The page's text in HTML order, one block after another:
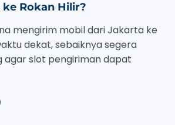
Rokan Hilir?
mengirim mobil dari Jakarta ke
dekat, sebaiknya segera
agar slot pengiriman dapat